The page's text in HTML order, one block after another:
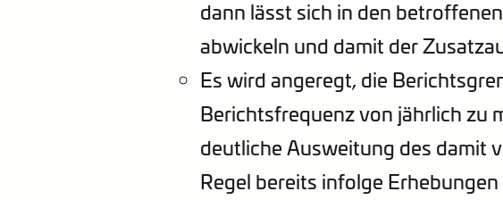
dann lässt sich in den
abwickeln und damit der
Es wird angeregt, die
Berichtsfrequenz von jährlich zu
deutliche Ausweitung des damit
Regel bereits infolge